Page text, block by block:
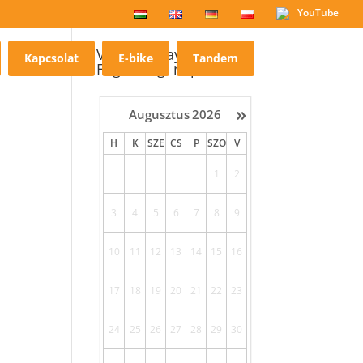
YouTube
Kapcsolat E-bike Tandem
Villa Holiday
Foglaltsági naptár
»
Augusztus2026
H K SZE CS P SZO V
1 2
3 4 5 6 7 8 9
10 11 12 13 14 15 16
17 18 19 20 21 22 23
24 25 26 27 28 29 30